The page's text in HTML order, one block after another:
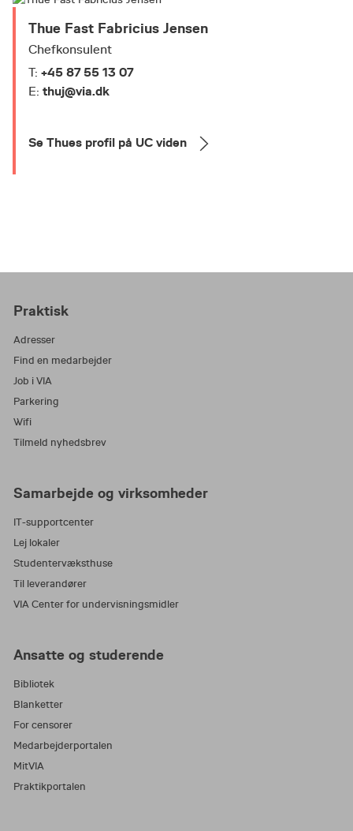
Thue Fast Fabricius Jensen
Chefkonsulent
T: +45 87 55 13 07
E: thuj@via.dk
Se Thues profil på UC viden
Praktisk
Adresser
Find en medarbejder
Job i VIA
Parkering
Wifi
Tilmeld nyhedsbrev
Samarbejde og virksomheder
IT-supportcenter
Lej lokaler
Studentervæksthuse
Til leverandører
VIA Center for undervisningsmidler
Ansatte og studerende
Bibliotek
Blanketter
For censorer
Medarbejderportalen
MitVIA
Praktikportalen